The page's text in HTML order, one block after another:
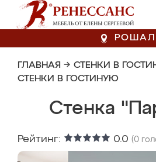
ГЛАВНАЯ → СТЕНКИ В
СТЕНКИ В ГОСТИНУЮ
Стенка
Рейтинг: 0.0 (0